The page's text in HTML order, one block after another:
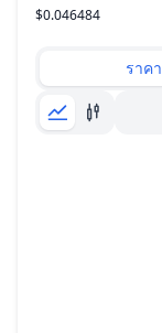
ช่วงราคา
$0.046484
ราคา